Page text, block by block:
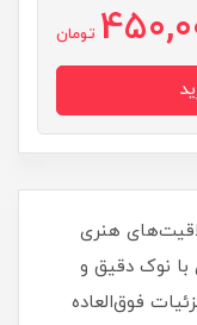
تومان
طراحی ناخن لورنزو 3/0، خلاقیت‌های هنری
با نوک دقیق و
فوق‌العاده